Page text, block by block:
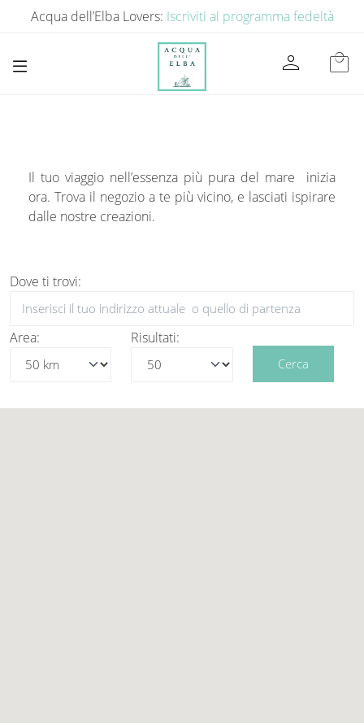
Acqua dell’Elba Lovers: Iscriviti al programma fedeltà
person local_mall
Il tuo viaggio nell’essenza più pura del mare inizia
ora. Trova il negozio a te più vicino, e lasciati ispirare
dalle nostre creazioni.
Dove ti trovi:
Area: Risultati: